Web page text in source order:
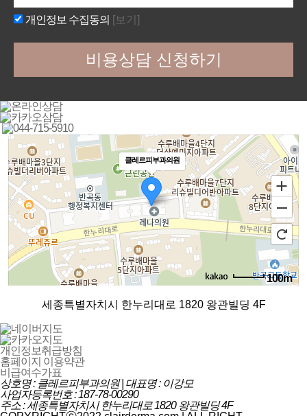
개인정보 수집동의 [보기]
클레르피부과의원
100m
세종특별자치시 한누리대로 1820 왕관빌딩 4F
개인정보취급방침
홈페이지 이용약관
비급여수가표
상호명 : 클레르피부과의원 | 대표명 : 이강모
사업자등록번호 : 187-78-00290
주소 : 세종특별자치시 한누리대로 1820 왕관빌딩 4F